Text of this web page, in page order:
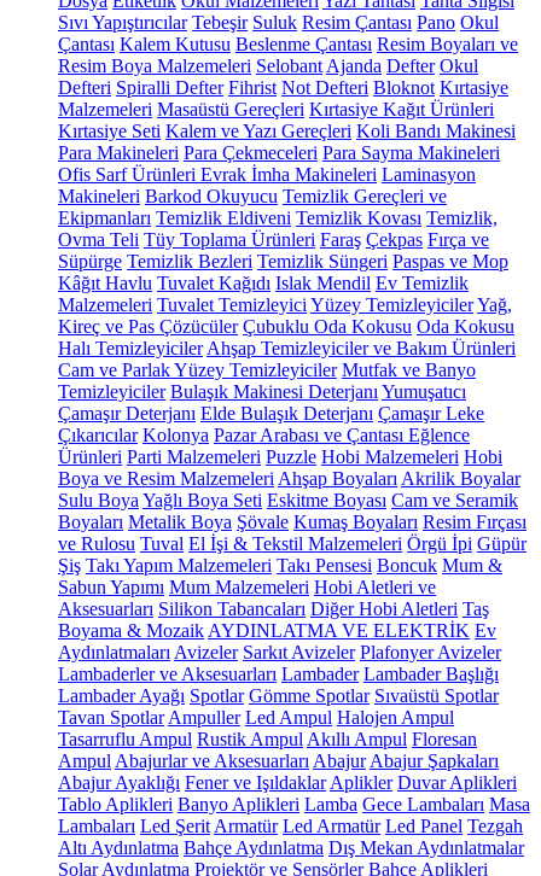
Sıvı Yapıştırıcılar Tebeşir Suluk Resim Çantası Pano Okul
Çantası Kalem Kutusu Beslenme Çantası Resim Boyaları ve
Resim Boya Malzemeleri Selobant Ajanda Defter Okul
Defteri Spiralli Defter Fihrist Not Defteri Bloknot Kırtasiye
Malzemeleri Masaüstü Gereçleri Kırtasiye Kağıt Ürünleri
Kırtasiye Seti Kalem ve Yazı Gereçleri Koli Bandı Makinesi
Para Makineleri Para Çekmeceleri Para Sayma Makineleri
Ofis Sarf Ürünleri Evrak İmha Makineleri Laminasyon
Makineleri Barkod Okuyucu Temizlik Gereçleri ve
Ekipmanları Temizlik Eldiveni Temizlik Kovası Temizlik,
Ovma Teli Tüy Toplama Ürünleri Faraş Çekpas Fırça ve
Süpürge Temizlik Bezleri Temizlik Süngeri Paspas ve Mop
Kâğıt Havlu Tuvalet Kağıdı Islak Mendil Ev Temizlik
Malzemeleri Tuvalet Temizleyici Yüzey TemizleyicilerYağ,
Kireç ve Pas Çözücüler Çubuklu Oda Kokusu Oda Kokusu
Halı Temizleyiciler Ahşap Temizleyiciler ve Bakım Ürünleri
Cam ve Parlak Yüzey Temizleyiciler Mutfak ve Banyo
Temizleyiciler Bulaşık Makinesi Deterjanı Yumuşatıcı
Çamaşır Deterjanı Elde Bulaşık Deterjanı Çamaşır Leke
Çıkarıcılar Kolonya Pazar Arabası ve Çantası Eğlence
Ürünleri Parti Malzemeleri Puzzle Hobi Malzemeleri Hobi
Boya ve Resim Malzemeleri Ahşap Boyaları Akrilik Boyalar
Sulu Boya Yağlı Boya Seti Eskitme Boyası Cam ve Seramik
Boyaları Metalik Boya Şövale Kumaş Boyaları Resim Fırçası
ve Rulosu Tuval El İşi & Tekstil Malzemeleri Örgü İpi Güpür
Şiş Takı Yapım Malzemeleri Takı Pensesi Boncuk Mum &
Sabun Yapımı Mum Malzemeleri Hobi Aletleri ve
Aksesuarları Silikon Tabancaları Diğer Hobi Aletleri Taş
Boyama & Mozaik AYDINLATMA VE ELEKTRİK Ev
Aydınlatmaları Avizeler Sarkıt Avizeler Plafonyer Avizeler
Lambaderler ve Aksesuarları Lambader Lambader Başlığı
Lambader Ayağı Spotlar Gömme Spotlar Sıvaüstü Spotlar
Tavan Spotlar Ampuller Led Ampul Halojen Ampul
Tasarruflu Ampul Rustik Ampul Akıllı Ampul Floresan
Ampul Abajurlar ve Aksesuarları Abajur Abajur Şapkaları
Abajur Ayaklığı Fener ve Işıldaklar Aplikler Duvar Aplikleri
Tablo Aplikleri Banyo Aplikleri Lamba Gece Lambaları Masa
Lambaları Led Şerit Armatür Led Armatür Led Panel Tezgah
Altı Aydınlatma Bahçe Aydınlatma Dış Mekan Aydınlatmalar
Solar Aydınlatma Projektör ve Sensörler Bahçe Aplikleri